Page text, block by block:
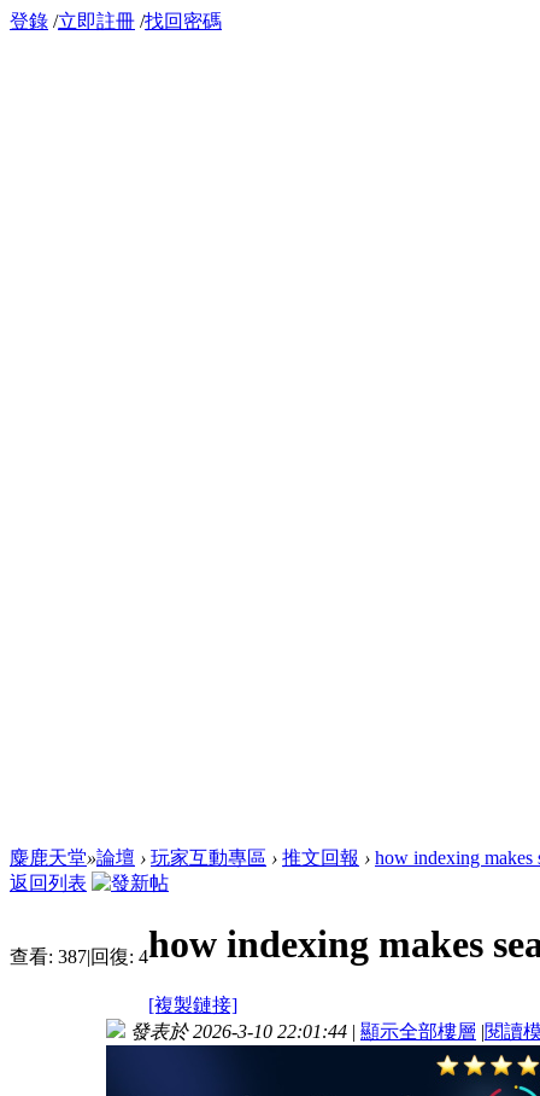
登錄 /立即註冊 /找回密碼
麋鹿天堂»論壇 › 玩家互動專區 › 推文回報 › how indexing makes
返回列表
查看: 387|回復: 4how indexing makes
[複製鏈接]
發表於 2026-3-10 22:01:44 | 顯示全部樓層 |閱讀